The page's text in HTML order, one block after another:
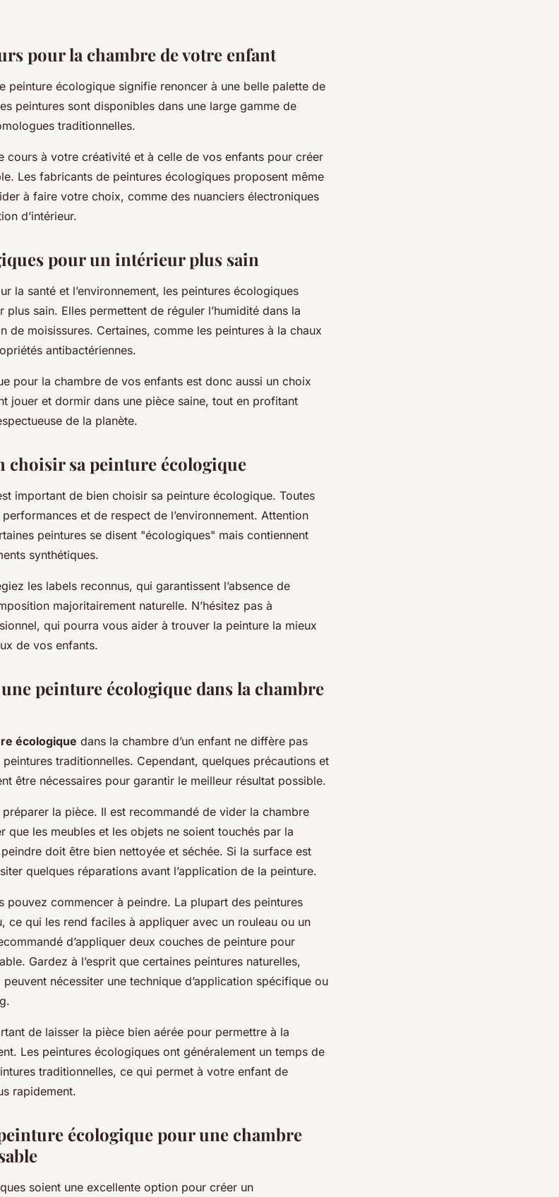
pour la chambre de votre enfant
peinture écologique signifie renoncer à une belle palette de
peintures sont disponibles dans une large gamme de
traditionnelles.
cours à votre créativité et à celle de vos enfants pour créer
Les fabricants de peintures écologiques proposent même
à faire votre choix, comme des nuanciers électroniques
d’intérieur.
pour un intérieur plus sain
la santé et l’environnement, les peintures écologiques
sain. Elles permettent de réguler l’humidité dans la
de moisissures. Certaines, comme les peintures à la chaux
antibactériennes.
pour la chambre de vos enfants est donc aussi un choix
jouer et dormir dans une pièce saine, tout en profitant
de la planète.
choisir sa peinture écologique
important de bien choisir sa peinture écologique. Toutes
et de respect de l’environnement. Attention
peintures se disent "écologiques" mais contiennent
synthétiques.
les labels reconnus, qui garantissent l’absence de
majoritairement naturelle. N’hésitez pas à
qui pourra vous aider à trouver la peinture la mieux
de vos enfants.
peinture écologique dans la chambre
écologique dans la chambre d’un enfant ne diffère pas
traditionnelles. Cependant, quelques précautions et
être nécessaires pour garantir le meilleur résultat possible.
la pièce. Il est recommandé de vider la chambre
que les meubles et les objets ne soient touchés par la
doit être bien nettoyée et séchée. Si la surface est
quelques réparations avant l’application de la peinture.
pouvez commencer à peindre. La plupart des peintures
ce qui les rend faciles à appliquer avec un rouleau ou un
d’appliquer deux couches de peinture pour
Gardez à l’esprit que certaines peintures naturelles,
nécessiter une technique d’application spécifique ou
de laisser la pièce bien aérée pour permettre à la
Les peintures écologiques ont généralement un temps de
traditionnelles, ce qui permet à votre enfant de
rapidement.
écologique pour une chambre
soient une excellente option pour créer un